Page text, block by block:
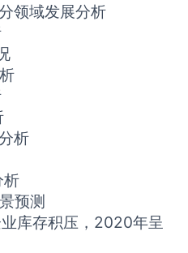
领域发展分析
析
析
预测
业库存积压，2020年呈